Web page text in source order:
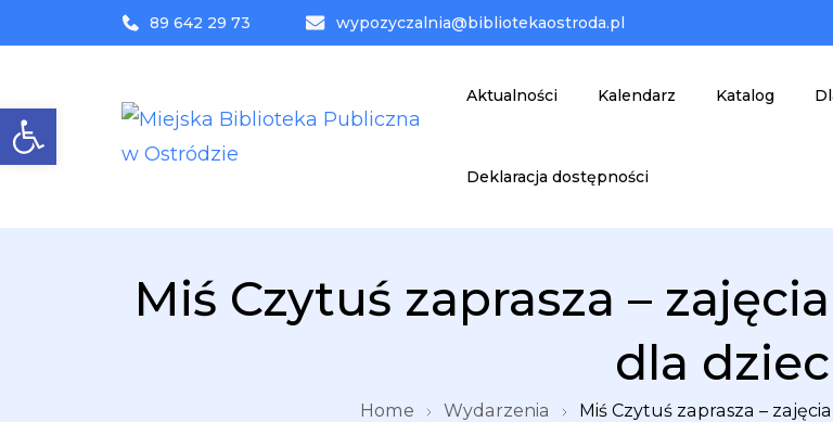
89 642 29 73 wypozyczalnia@bibliotekaostroda.pl
Miejska Biblioteka Publiczna w Ostródzie
Aktualności Kalendarz Katalog
Deklaracja dostępności
Miś Czytuś zaprasza –
dla
Home Wydarzenia Miś Czytuś zaprasza –
Otwórz pasek narzędzi